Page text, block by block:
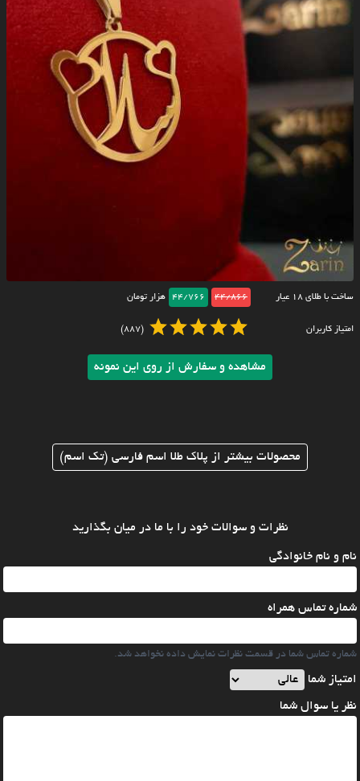
ساخت با طلای ۱۸ عیار 44/866
44/766 هزار تومان
امتیاز کاربران (887)
مشاهده و سفارش از روی این نمونه
محصولات بیشتر از پلاک طلا اسم فارسی (تک اسم)
نظرات و سوالات خود را با ما در میان بگذارید
نام و نام خانوادگی
شماره تماس همراه
شماره تماس شما در قسمت نظرات نمایش داده نخواهد شد.
امتیاز شما
نظر یا سوال شما